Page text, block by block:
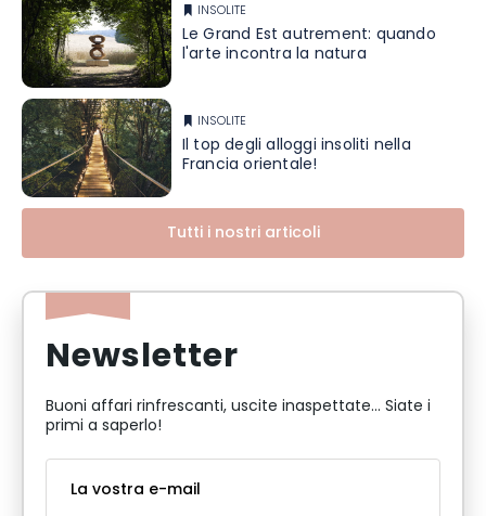
INSOLITE
Le Grand Est autrement: quando
l'arte incontra la natura
INSOLITE
Il top degli alloggi insoliti nella
Francia orientale!
Tutti i nostri articoli
Newsletter
Buoni affari rinfrescanti, uscite inaspettate... Siate i
primi a saperlo!